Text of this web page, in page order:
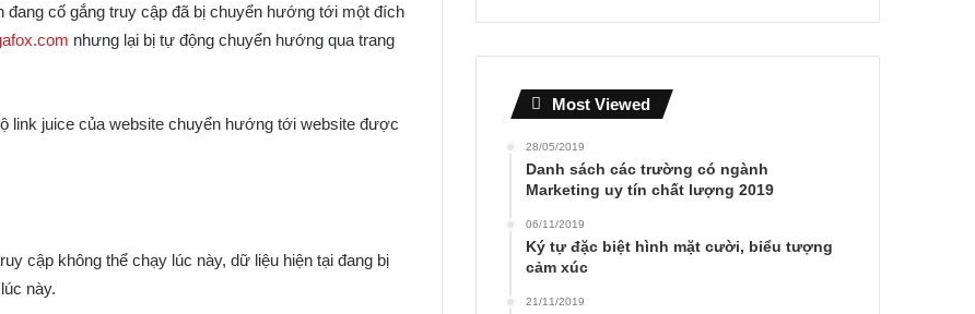
đang cố gắng truy cập đã bị chuyển hướng tới một đích
nhưng lại bị tự động chuyển hướng qua trang
link juice của website chuyển hướng tới website được
cập không thể chạy lúc này, dữ liệu hiện tại đang bị
này.
Most Viewed
28/05/2019
Danh sách các trường có ngành
Marketing uy tín chất lượng 2019
06/11/2019
Ký tự đặc biệt hình mặt cười, biểu tượng
cảm xúc
21/11/2019